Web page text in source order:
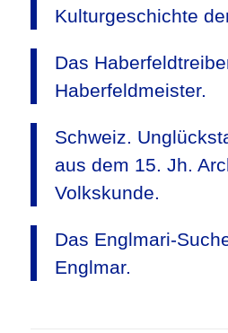
Kulturgeschichte
Das
Haberfeldmeister.
Schweiz.
aus dem 15. Jh.
Volkskunde.
Das Englmari-
Englmar.